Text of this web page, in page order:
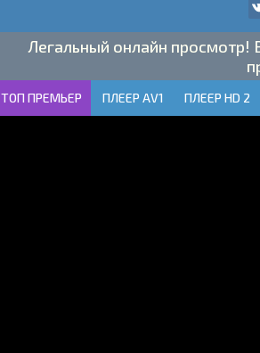
Легальный онлайн просмотр!
ТОП ПРЕМЬЕР ПЛЕЕР AV1 ПЛЕЕР HD 2